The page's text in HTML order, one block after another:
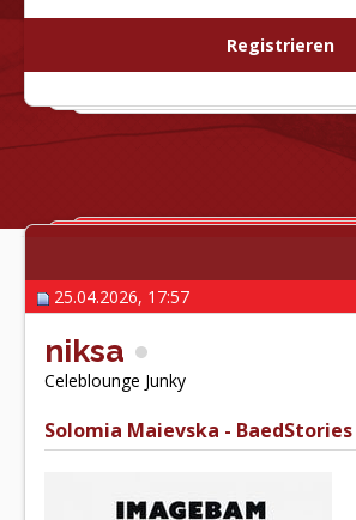
Registrieren
25.04.2026, 17:57
niksa
Celeblounge Junky
Solomia Maievska - BaedStories